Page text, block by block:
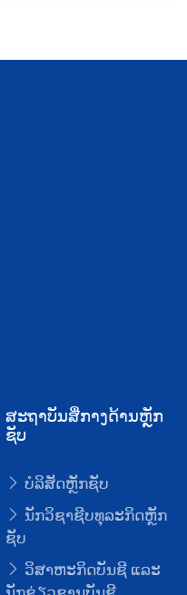
ສະຖາບັນສື່ກາງດ້ານຫຼັກ
ຊັບ
ບໍລິສັດຫຼັກຊັບ
ນັກວິຊາຊີບທຸລະກິດຫຼັກ
ຊັບ
ວິສາຫະກິດບັນຊີ ແລະ